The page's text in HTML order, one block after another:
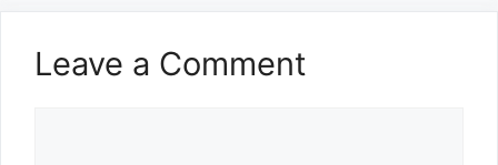
Leave a Comment